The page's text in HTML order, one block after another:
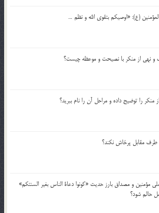
(ع): «اوصيكم بتقوي الله و نظم …
و نهي از منكر با نصيحت و موعظه چيست؟
منكر را توضيح داده و مراحل آن را نام ببريد؟
طرف مقابل پرخاش نكند؟
مؤمنين و مصداق بارز حديث «كونوا دعاة الناس بغير السنتكم»
حالم شود؟